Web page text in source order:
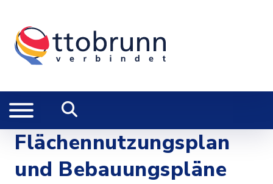
Flächennutzungsplan
und Bebauungspläne